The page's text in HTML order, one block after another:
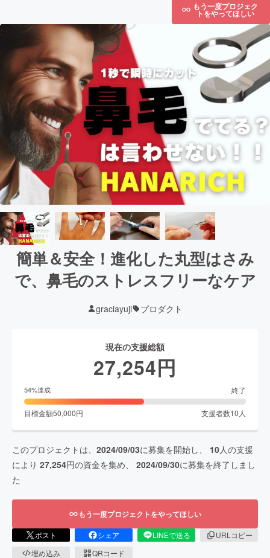
もう一度プロジェク
トをやってほしい
簡単＆安全！進化した丸型はさみ
で、鼻毛のストレスフリーなケア
graciayuji プロダクト
現在の支援総額
27,254円
54%達成 終了
目標金額50,000円 支援者数10 人
このプロジェクトは、 2024/09/03に募集を開始し、 10人の支援
により 27,254円の資金を集め、 2024/09/30に募集を終了しまし
た
もう一度プロジェクトをやってほしい
ポスト シェア LINEで送る
URLコピー
埋め込み
QRコード